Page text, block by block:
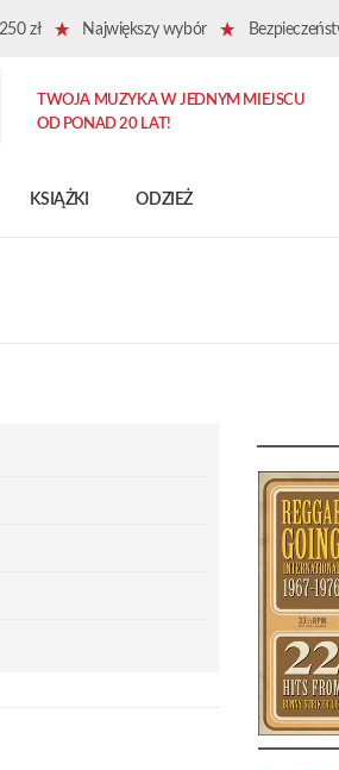
zł Największy wybór
KSIĄŻKI ODZIEŻ
TWOJA MUZYKA W JEDNYM MIEJSCU
OD PONAD 20 LAT!